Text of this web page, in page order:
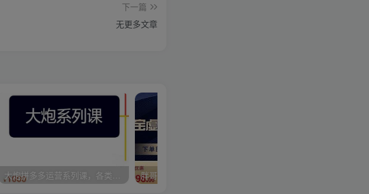
下一篇
无更多文章
大炮拼多多运营系列课，各类​玩法合集，拼多多运营玩法实操